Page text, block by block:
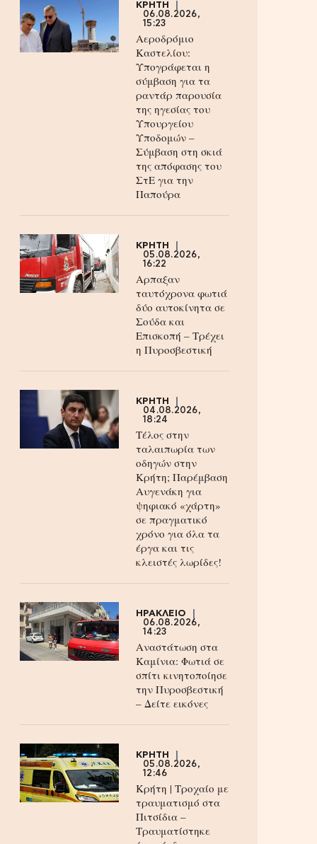
ΚΡΗΤΗ
06.08.2026,
15:23
Αεροδρόμιο
Καστελίου:
Υπογράφεται η
σύμβαση για τα
ραντάρ παρουσία
της ηγεσίας του
Υπουργείου
Υποδομών –
Σύμβαση στη σκιά
της απόφασης του
ΣτΕ για την
Παπούρα
ΚΡΗΤΗ
05.08.2026,
16:22
Αρπαξαν
ταυτόχρονα φωτιά
δύο αυτοκίνητα σε
Σούδα και
Επισκοπή – Τρέχει
η Πυροσβεστική
ΚΡΗΤΗ
04.08.2026,
18:24
Τέλος στην
ταλαιπωρία των
οδηγών στην
Κρήτη; Παρέμβαση
Αυγενάκη για
ψηφιακό «χάρτη»
σε πραγματικό
χρόνο για όλα τα
έργα και τις
κλειστές λωρίδες!
ΗΡΑΚΛΕΙΟ
06.08.2026,
14:23
Αναστάτωση στα
Καμίνια: Φωτιά σε
σπίτι κινητοποίησε
την Πυροσβεστική
– Δείτε εικόνες
ΚΡΗΤΗ
05.08.2026,
12:46
Κρήτη | Τροχαίο με
τραυματισμό στα
Πιτσίδια –
Τραυματίστηκε